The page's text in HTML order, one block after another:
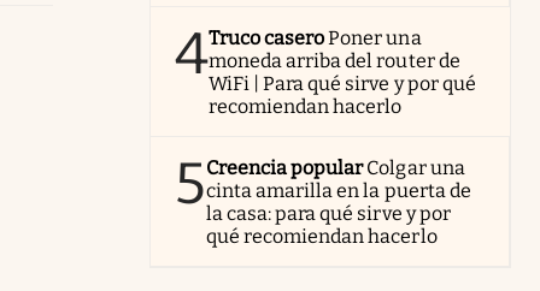
4Truco caseroPoner una
moneda arriba del router de
WiFi | Para qué sirve y por qué
recomiendan hacerlo
5Creencia popularColgar una
cinta amarilla en la puerta de
la casa: para qué sirve y por
qué recomiendan hacerlo